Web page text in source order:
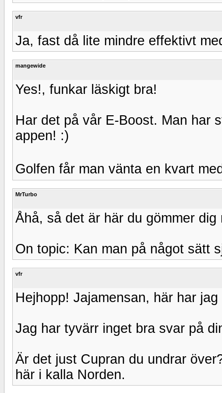
vfr
Ja, fast då lite mindre effektivt
mangewide
Yes!, funkar läskigt bra!
Har det på vår E-Boost. Man har
appen! :)
Golfen får man vänta en kvart
MrTurbo
Åhå, så det är här du gömmer
On topic: Kan man på något sätt
vfr
Hejhopp! Jajamensan, här har
Jag har tyvärr inget bra svar på
Är det just Cupran du undrar
här i kalla Norden.